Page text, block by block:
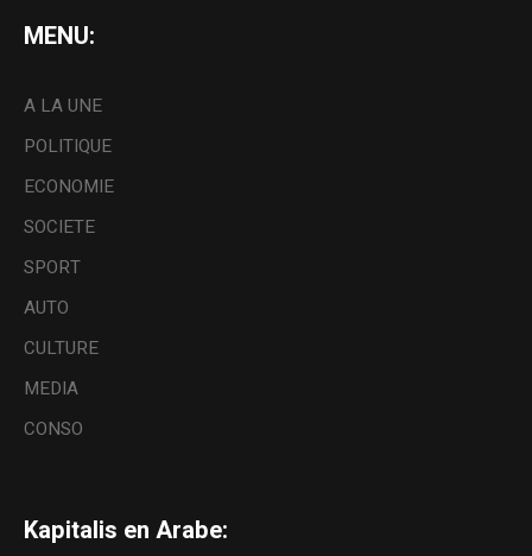
MENU:
A LA UNE
POLITIQUE
ECONOMIE
SOCIETE
SPORT
AUTO
CULTURE
MEDIA
CONSO
Kapitalis en Arabe: